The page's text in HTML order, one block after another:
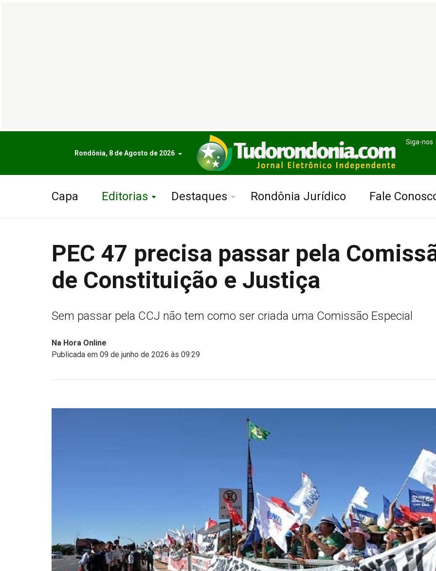
Rondônia, 8 de Agosto de 2026
Siga-nos
Capa Editorias Destaques Rondônia Jurídico Fale
PEC 47 precisa passar pela
de Constituição e Justiça
Sem passar pela CCJ não tem como ser criada uma Comissão Especial
Na Hora Online
Publicada em 09 de junho de 2026 às 09:29